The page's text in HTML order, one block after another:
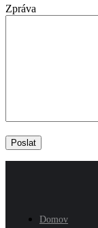
Zpráva
Domov